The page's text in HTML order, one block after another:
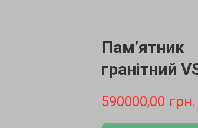
Пам’ятник
гранітний
590000,00 грн.